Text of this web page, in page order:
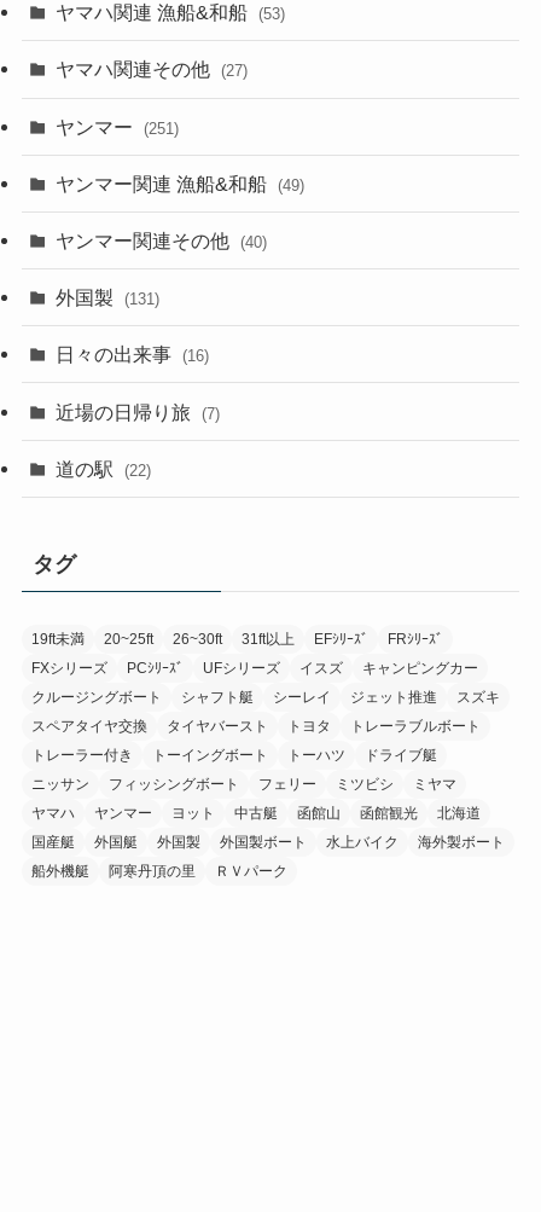
ヤマハ関連 漁船&和船 (53)
ヤマハ関連その他 (27)
ヤンマー (251)
ヤンマー関連 漁船&和船 (49)
ヤンマー関連その他 (40)
外国製 (131)
日々の出来事 (16)
近場の日帰り旅 (7)
道の駅 (22)
タグ
19ft未満 20~25ft 26~30ft 31ft以上 EFｼﾘｰｽﾞ
FRｼﾘｰｽﾞ
FXシリーズ
PCｼﾘｰｽﾞ UFシリーズ イスズ
キャンピングカー
クルージングボート
シャフト艇 シーレイ ジェット推進
スズキ
スペアタイヤ交換
タイヤバースト トヨタ
トレーラブルボート
トレーラー付き
トーイングボート トーハツ
ドライブ艇
ニッサン
フィッシングボート フェリー ミツビシ
ミヤマ
ヤマハ
ヤンマー ヨット 中古艇 函館山 函館観光
北海道
国産艇
外国艇 外国製 外国製ボート 水上バイク
海外製ボート
船外機艇
阿寒丹頂の里 ＲＶパーク